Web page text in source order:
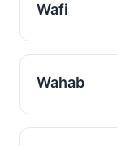
Wafi
Wahab